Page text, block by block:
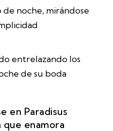
en Paradisus
que enamora